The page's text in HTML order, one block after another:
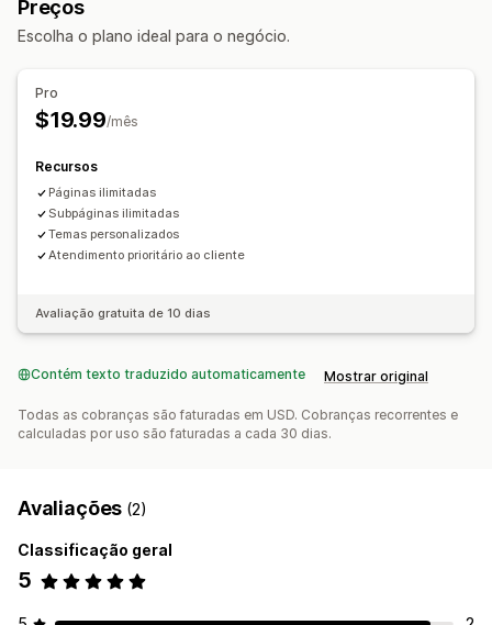
Blogs Páginas de centrais de ajuda
Páginas "Quem somos" Páginas de informações jurídicas
Gerenciamento de páginas
Preços
Escolha o plano ideal para o negócio.
Pro
$19.99/mês
Recursos
Páginas ilimitadas
Subpáginas ilimitadas
Temas personalizados
Atendimento prioritário ao cliente
Avaliação gratuita de 10 dias
Contém texto traduzido automaticamente Mostrar original
Todas as cobranças são faturadas em USD. Cobranças recorrentes e
calculadas por uso são faturadas a cada 30 dias.
Avaliações (2)
Classificação geral
5